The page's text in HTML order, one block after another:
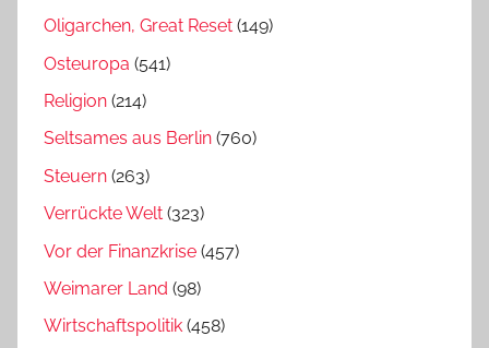
Oligarchen, Great Reset (149)
Osteuropa (541)
Religion (214)
Seltsames aus Berlin (760)
Steuern (263)
Verrückte Welt (323)
Vor der Finanzkrise (457)
Weimarer Land (98)
Wirtschaftspolitik (458)